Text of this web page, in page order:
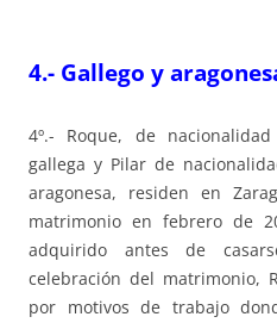
4.- Gallego y
4º.- Roque, de
gallega y Pilar de
aragonesa, residen en
matrimonio en febrero de
adquirido antes de
celebración del matrimonio,
por motivos de trabajo